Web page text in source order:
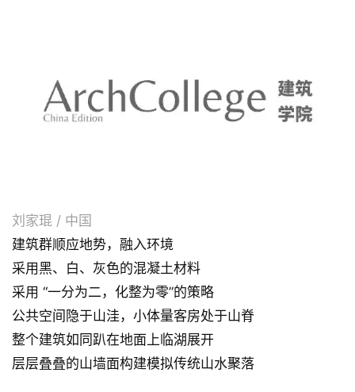
刘家琨 / 中国
建筑群顺应地势，融入环境
采用黑、白、灰色的混凝土材料
采用 “一分为二，化整为零”的策略